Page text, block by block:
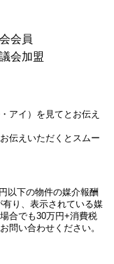
会員
会加盟
アイ）を見てとお伝え
伝えいただくとスムー
以下の物件の媒介報酬
り、表示されている媒
合でも30万円+消費税
問い合わせください。